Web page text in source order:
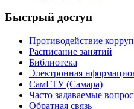
Быстрый доступ
Противодействие
Расписание занятий
Библиотека
Электронная
СамГТУ (Самара)
Часто задаваемые
Обратная связь